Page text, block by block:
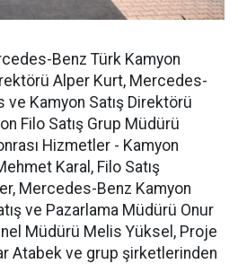
Benz Türk Kamyon
Alper Kurt, Mercedes-
ve Kamyon Satış Direktörü
Filo Satış Grup Müdürü
Hizmetler - Kamyon
Karal, Filo Satış
Mercedes-Benz Kamyon
ve Pazarlama Müdürü Onur
Müdürü Melis Yüksel, Proje
Atabek ve grup şirketlerinden